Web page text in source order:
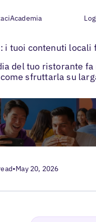
Academia
i tuoi contenuti locali
del tuo ristorante
sfruttarla su
•May 20, 2026